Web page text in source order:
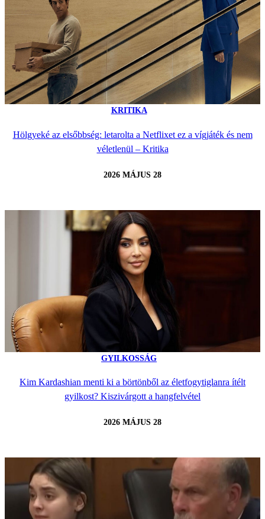
KRITIKA
Hölgyeké az elsőbbség: letarolta a Netflixet ez a vígjáték és nem
véletlenül – Kritika
2026 MÁJUS 28
GYILKOSSÁG
Kim Kardashian menti ki a börtönből az életfogytiglanra ítélt
gyilkost? Kiszivárgott a hangfelvétel
2026 MÁJUS 28